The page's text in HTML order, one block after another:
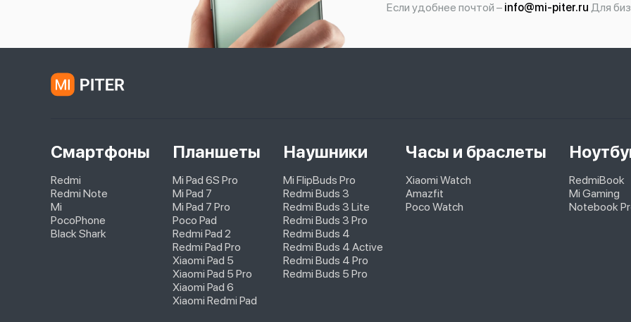
Если удобнее почтой – info@mi-piter.ru Для
Смартфоны
Redmi
Redmi Note
Mi
PocoPhone
Black Shark
Планшеты
Mi Pad 6S Pro
Mi Pad 7
Mi Pad 7 Pro
Poco Pad
Redmi Pad 2
Redmi Pad Pro
Xiaomi Pad 5
Xiaomi Pad 5 Pro
Xiaomi Pad 6
Xiaomi Redmi Pad
Наушники
Mi FlipBuds Pro
Redmi Buds 3
Redmi Buds 3 Lite
Redmi Buds 3 Pro
Redmi Buds 4
Redmi Buds 4 Active
Redmi Buds 4 Pro
Redmi Buds 5 Pro
Часы и браслеты
Xiaomi Watch
Amazfit
Poco Watch
RedmiBook
Mi Gaming
Notebook